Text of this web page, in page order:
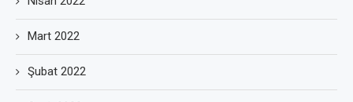
Mart 2022
Şubat 2022